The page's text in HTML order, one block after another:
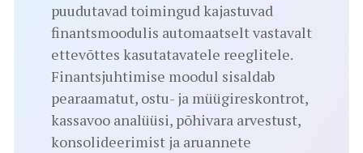
puudutavad toimingud kajastuvad
finantsmoodulis automaatselt vastavalt
ettevõttes kasutatavatele reeglitele.
Finantsjuhtimise moodul sisaldab
pearaamatut, ostu- ja müügireskontrot,
kassavoo analüüsi, põhivara arvestust,
konsolideerimist ja aruannete